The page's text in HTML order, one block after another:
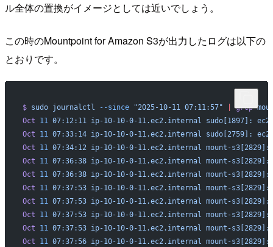
ル全体の置換がイメージとしては近いでしょう。
この時のMountpoint for Amazon S3が出力したログは以下の
とおりです。
$ sudo journalctl --since "2025-10-11 07:11:57" grep
Oct 11 07:12:11 ip-10-10-0-11.ec2.internal sudo[1897]:
Oct 11 07:33:14 ip-10-10-0-11.ec2.internal sudo[2759]:
Oct 11 07:34:12 ip-10-10-0-11.ec2.internal mount-s3[2829]:
Oct 11 07:36:38 ip-10-10-0-11.ec2.internal mount-s3[2829]:
Oct 11 07:36:38 ip-10-10-0-11.ec2.internal mount-s3[2829]:
Oct 11 07:37:53 ip-10-10-0-11.ec2.internal mount-s3[2829]:
Oct 11 07:37:53 ip-10-10-0-11.ec2.internal mount-s3[2829]:
Oct 11 07:37:53 ip-10-10-0-11.ec2.internal mount-s3[2829]:
Oct 11 07:37:53 ip-10-10-0-11.ec2.internal mount-s3[2829]:
Oct 11 07:37:56 ip-10-10-0-11.ec2.internal mount-s3[2829]: